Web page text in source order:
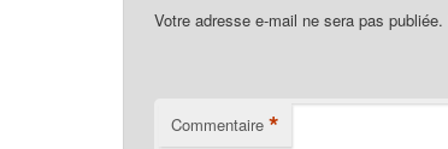
Votre adresse e-mail ne sera pas publiée.
Commentaire *